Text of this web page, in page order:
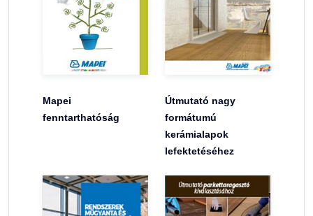
Mapei
fenntarthatóság
Útmutató nagy
formátumú
kerámialapok
lefektetéséhez